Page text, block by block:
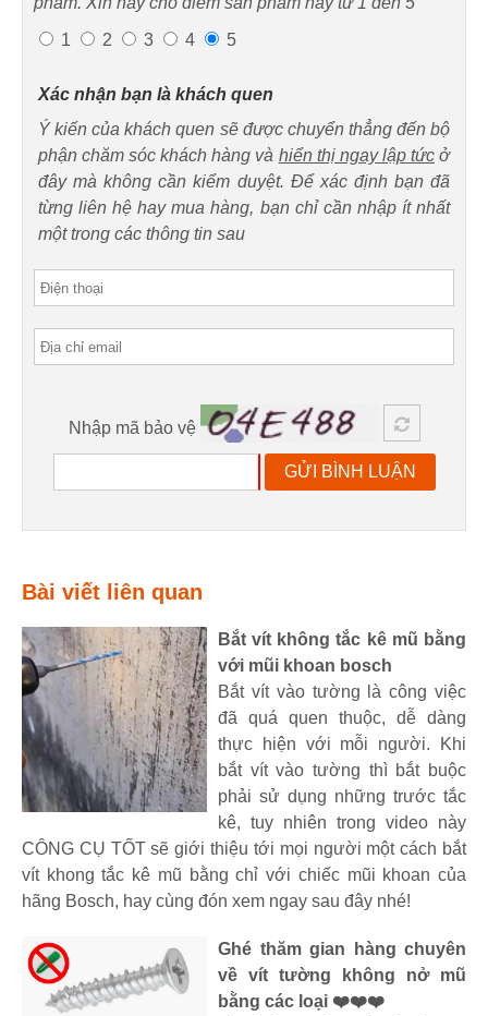
1
2 3 4 5
Xác nhận bạn là khách quen
Ý kiến của khách quen sẽ được chuyển thẳng đến bộ
phận chăm sóc khách hàng và hiển thị ngay lập tứcở
đây mà không cần kiểm duyệt. Để xác định bạn đã
từng liên hệ hay mua hàng, bạn chỉ cần nhập ít nhất
một trong các thông tin sau
Nhập mã bảo vệ
GỬI BÌNH LUẬN
Bài viết liên quan
Bắt vít không tắc kê mũ bằng
với mũi khoan bosch
Bắt vít vào tường là công việc
đã quá quen thuộc, dễ dàng
thực hiện với mỗi người. Khi
bắt vít vào tường thì bắt buộc
phải sử dụng những trước tắc
kê, tuy nhiên trong video này
CÔNG CỤ TỐT sẽ giới thiệu tới mọi người một cách bắt
vít khong tắc kê mũ bằng chỉ với chiếc mũi khoan của
hãng Bosch, hay cùng đón xem ngay sau đây nhé!
Ghé thăm gian hàng chuyên
về vít tường không nở mũ
bằng các loại ❤️❤️❤️